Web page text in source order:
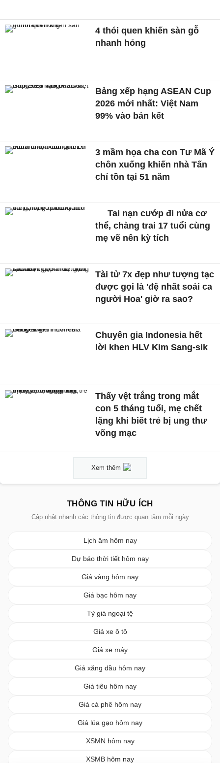
4 thói quen khiến sàn gỗ
nhanh hỏng
Bảng xếp hạng ASEAN Cup
2026 mới nhất: Việt Nam
99% vào bán kết
3 mầm họa cha con Tư Mã Ý
chôn xuống khiến nhà Tấn
chỉ tồn tại 51 năm
Tai nạn cướp đi nửa cơ
thể, chàng trai 17 tuổi cùng
mẹ vẽ nên kỳ tích
Tài tử 7x đẹp như tượng tạc
được gọi là 'đệ nhất soái ca
người Hoa' giờ ra sao?
Chuyên gia Indonesia hết
lời khen HLV Kim Sang-sik
Thấy vệt trắng trong mắt
con 5 tháng tuổi, mẹ chết
lặng khi biết trẻ bị ung thư
võng mạc
Xem thêm
THÔNG TIN HỮU ÍCH
Cập nhật nhanh các thông tin được quan tâm mỗi ngày
Lịch âm hôm nay
Dự báo thời tiết hôm nay
Giá vàng hôm nay
Giá bạc hôm nay
Tỷ giá ngoại tệ
Giá xe ô tô
Giá xe máy
Giá xăng dầu hôm nay
Giá tiêu hôm nay
Giá cà phê hôm nay
Giá lúa gạo hôm nay
XSMN hôm nay
XSMB hôm nay